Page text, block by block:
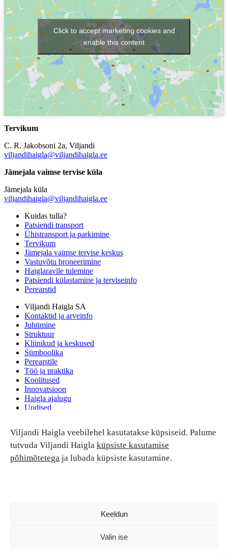
Viljandi Haigla veebilehel kasutatakse küpsiseid. Palume
tutvuda Viljandi Haigla küpsiste kasutamise
põhimõtetega ja lubada küpsiste kasutamine.
Keeldun
Valin ise
Click to accept marketing cookies and
enable this content
Tervikum
C. R. Jakobsoni 2a, Viljandi
viljandihaigla@viljandihaigla.ee
Jämejala vaimse tervise küla
Jämejala küla
viljandihaigla@viljandihaigla.ee
Kuidas tulla?
Patsiendi transport
Ühistransport ja parkimine
Tervikum
Jämejala vaimse tervise keskus
Vastuvõtu broneerimine
Haiglaravile tulemine
Patsiendi külastamine ja terviseinfo
Perearstid
Viljandi Haigla SA
Kontaktid ja arveinfo
Juhtimine
Struktuur
Kliinikud ja keskused
Sümboolika
Perearstile
Töö ja praktika
Koolitused
Innovatsioon
Haigla ajalugu
Uudised
Patsiendi turvalisus ja õigused
Patsiendi õigused ja kohustused
Patsiendiohutus
Patsientide nõukoda